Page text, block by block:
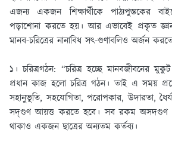
এজন্য একজন শিক্ষার্থীকে পাঠ্যপুস্তকের
পড়াশােনা করতে হয়। আর এভাবেই প্রকৃত
মানব-চরিত্রের নানাবিধ সৎ-গুণাবলিও অর্জন
১। চরিত্রগঠন: “চরিত্র হচ্ছে মানবজীবনের
প্রধান কাজ হলাে চরিত্র গঠন। তাই এ সময়
সহানুভূতি, সহযােগিতা, পরােপকার, উদারতা,
সদ্‌গুণ আয়ত্ত করতে হবে। সব রকম অসদগুণ
থাকাও একজন ছাত্রের অন্যতম কর্তব্য।